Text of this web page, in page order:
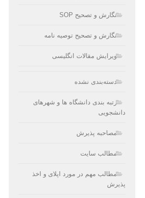
نگارش و تصحیح SOP
نگارش و تصحیح توصیه نامه
ویرایش مقالات انگلیسی
دسته‌بندی نشده
رتبه بندی دانشگاه ها و شهرهای
دانشجویی
مصاحبه پذیرش
مطالب سایت
مطالب مهم در مورد اپلای و اخذ
پذیرش